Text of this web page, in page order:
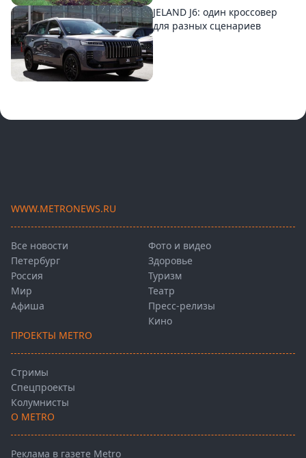
JELAND J6: один кроссовер
для разных сценариев
WWW.METRONEWS.RU
Все новости
Петербург
Россия
Мир
Афиша
Фото и видео
Здоровье
Туризм
Театр
Пресс-релизы
Кино
ПРОЕКТЫ METRO
Стримы
Спецпроекты
Колумнисты
О METRO
Реклама в газете Metro